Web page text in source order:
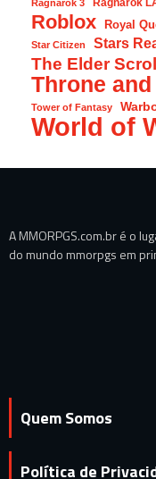
Ragnarok 3 Ragnarok
Roblox Royal
Star Citizen Stars
The Elder
Throne
Tower of Fantasy
World of
A MMORPGS.com.br é o
do mundo mmorpgs em
Quem Somos
Política de